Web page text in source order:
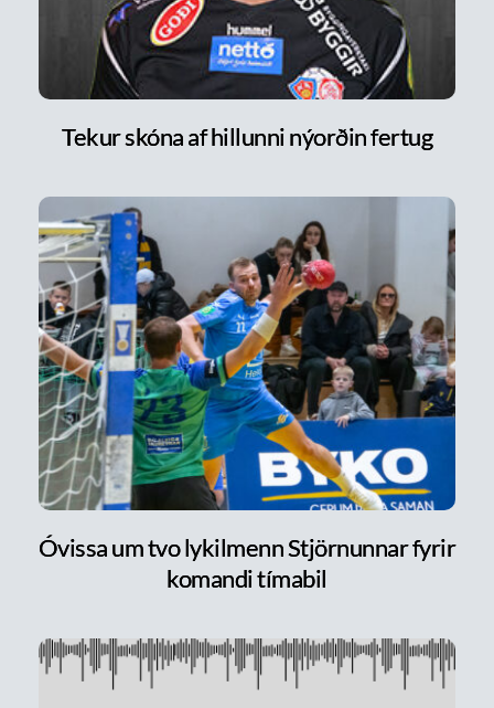
Tekur skóna af hillunni nýorðin fertug
Óvissa um tvo lykilmenn Stjörnunnar fyrir
komandi tímabil